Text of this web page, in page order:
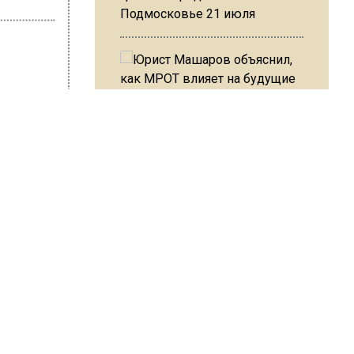
Подмосковье 21 июля